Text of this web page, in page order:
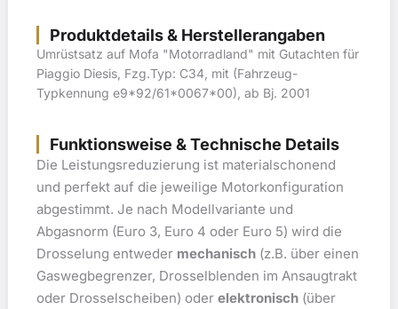
Produktdetails & Herstellerangaben
Umrüstsatz auf Mofa "Motorradland" mit Gutachten für
Piaggio Diesis, Fzg.Typ: C34, mit (Fahrzeug-
Typkennung e9*92/61*0067*00), ab Bj. 2001
Funktionsweise & Technische Details
Die Leistungsreduzierung ist materialschonend
und perfekt auf die jeweilige Motorkonfiguration
abgestimmt. Je nach Modellvariante und
Abgasnorm (Euro 3, Euro 4 oder Euro 5) wird die
Drosselung entweder mechanisch (z.B. über einen
Gaswegbegrenzer, Drosselblenden im Ansaugtrakt
oder Drosselscheiben) oder elektronisch (über